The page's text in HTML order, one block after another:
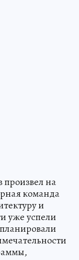
произвел на
команда
и
уже успели